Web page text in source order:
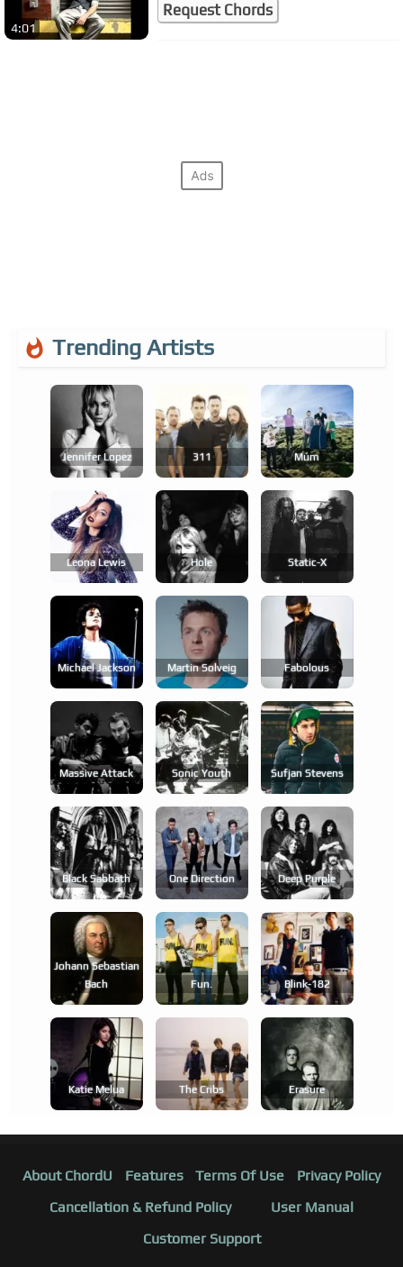
4:01
Request Chords
Trending Artists
Jennifer Lopez 311 Múm
Leona Lewis Hole Static-X
Michael Jackson Martin Solveig Fabolous
Massive Attack Sonic Youth Sufjan Stevens
Black Sabbath One Direction Deep Purple
Johann Sebastian
Bach
Fun. Blink-182
Katie Melua The Cribs Erasure
About ChordU Features Terms Of Use
Privacy Policy
Cancellation & Refund Policy
User Manual
Customer Support